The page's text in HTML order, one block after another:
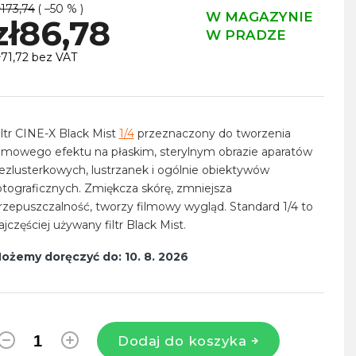
( –50 % )
W MAGAZYNIE
W PRADZE
bez VAT
doręczyć do: 10. 8. 2026
Dodaj do koszyka
CINE-X Black Mist 1/4przeznaczony do tworzenia
efektu na płaskim, sterylnym obrazie aparatów
lustrzanek i ogólnie obiektywów
Zmiękcza skórę, zmniejsza
tworzy filmowy wygląd. Standard 1/4 to
używany filtr Black Mist.